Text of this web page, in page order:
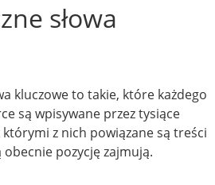
słowa
kluczowe to takie, które każdego
są wpisywane przez tysiące
z nich powiązane są treści
pozycję zajmują.